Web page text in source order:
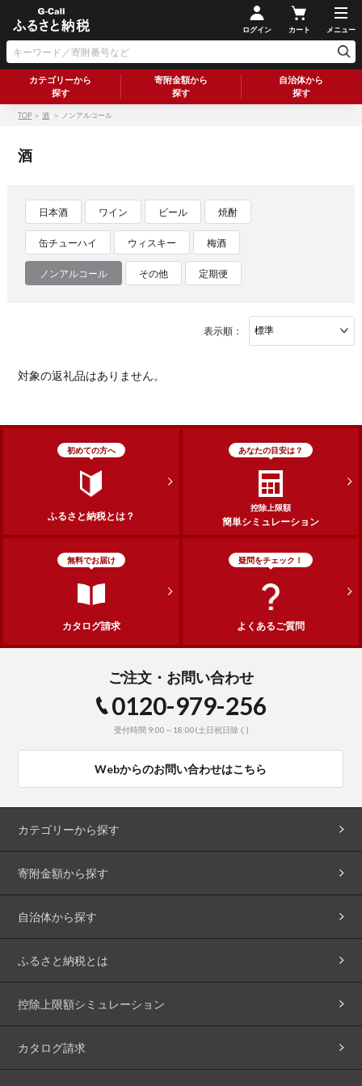
ログイン カート メニュー
カテゴリーから
探す
寄附金額から
探す
自治体から
探す
TOP ＞酒 ＞ ノンアルコール
酒
日本酒 ワイン ビール 焼酎
缶チューハイ ウィスキー 梅酒
ノンアルコール その他 定期便
表示順：
対象の返礼品はありません。
初めての方へ
ふるさと納税とは？
あなたの目安は？
控除上限額
簡単シミュレーション
無料でお届け
カタログ請求
疑問をチェック！
よくあるご質問
ご注文・お問い合わせ
0120-979-256
受付時間 9:00～18:00(土日祝日除く)
Webからのお問い合わせはこちら
カテゴリーから探す
寄附金額から探す
自治体から探す
ふるさと納税とは
控除上限額シミュレーション
カタログ請求